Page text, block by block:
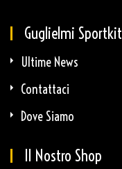
Guglielmi Sportkit
Ultime News
Contattaci
Dove Siamo
Il Nostro Shop